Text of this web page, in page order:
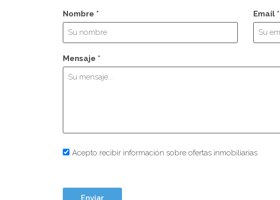
Nombre * Email *
Mensaje *
Acepto recibir información sobre ofertas inmobiliarias